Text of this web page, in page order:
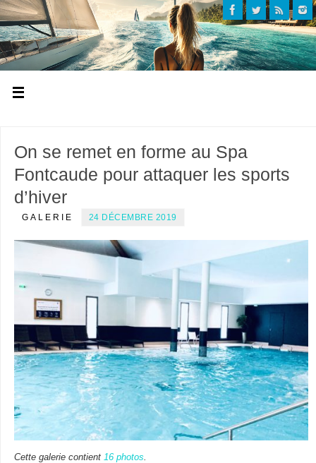
On se remet en forme au Spa
Fontcaude pour attaquer les sports
d’hiver
GALERIE 24 DÉCEMBRE 2019
Cette galerie contient 16 photos